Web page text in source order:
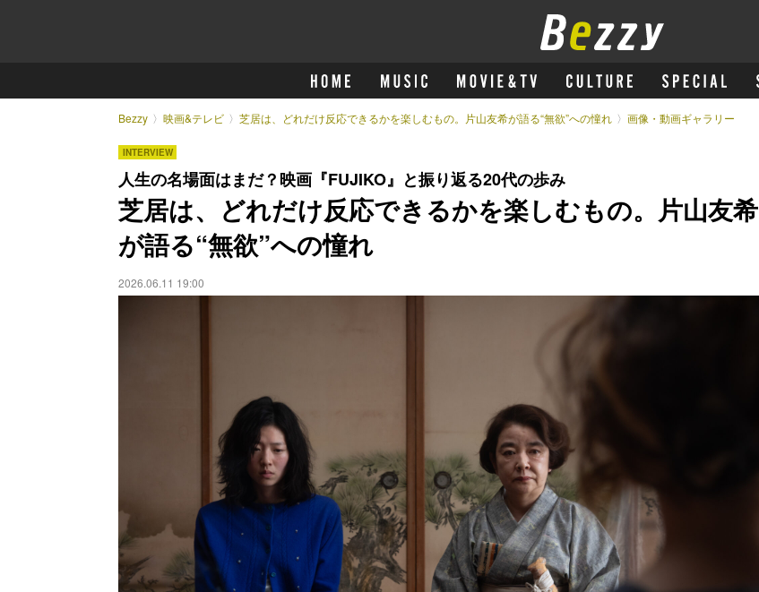
Bezzy 映画&テレビ 芝居は、どれだけ反応できるかを楽しむもの。片山友希が語る“無欲”への憧れ 画像・動画ギャラリー
INTERVIEW
人生の名場面はまだ？映画『FUJIKO』と振り返る20代の歩み
芝居は、どれだけ反応できるかを楽しむもの。片山友希
が語る“無欲”への憧れ
2026.06.11 19:00